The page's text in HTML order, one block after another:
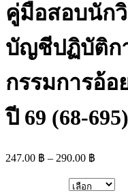
คู่มือสอบนัก
บัญชีปฏิบัติก
กรรมการอ้
ปี 69 (68-695)
247.00 ฿ – 290.00 ฿
247.00 ฿